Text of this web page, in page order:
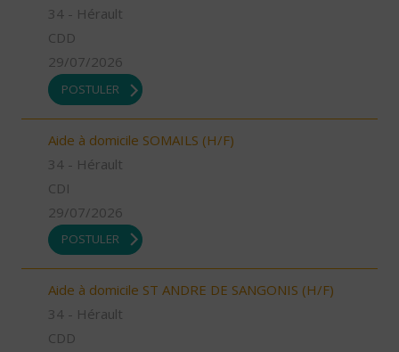
34 - Hérault
CDD
29/07/2026
POSTULER
Aide à domicile SOMAILS (H/F)
34 - Hérault
CDI
29/07/2026
POSTULER
Aide à domicile ST ANDRE DE SANGONIS (H/F)
34 - Hérault
CDD